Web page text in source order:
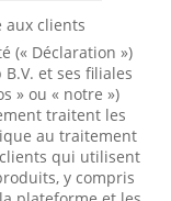
aux clients
(« Déclaration »)
et ses filiales
» ou « notre »)
traitent les
au traitement
qui utilisent
y compris